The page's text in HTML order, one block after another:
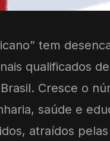
tem
qualificados
Cresce o
saúde e
atraídos